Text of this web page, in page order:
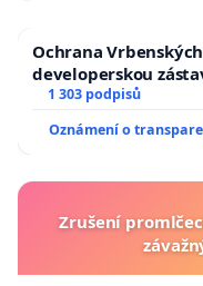
Ochrana
developerskou
1 303 podpisů
Oznámení o
Zrušení